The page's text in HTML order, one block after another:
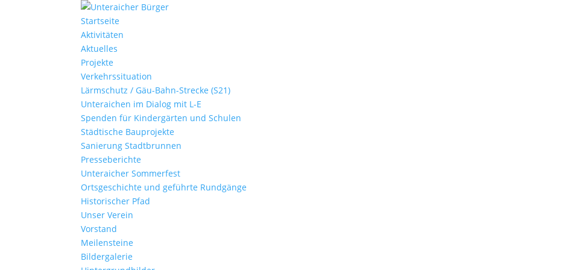
Startseite
Aktivitäten
Aktuelles
Projekte
Verkehrssituation
Lärmschutz / Gäu-Bahn-Strecke (S21)
Unteraichen im Dialog mit L-E
Spenden für Kindergärten und Schulen
Städtische Bauprojekte
Sanierung Stadtbrunnen
Presseberichte
Unteraicher Sommerfest
Ortsgeschichte und geführte Rundgänge
Historischer Pfad
Unser Verein
Vorstand
Meilensteine
Bildergalerie